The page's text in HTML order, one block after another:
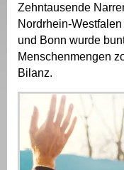
Zehntausende
Nordrhein-
und Bonn wurde
Menschenmengen
Bilanz.